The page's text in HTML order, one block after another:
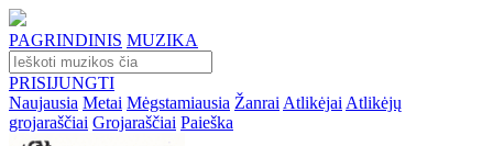
PAGRINDINIS MUZIKA
PRISIJUNGTI
Naujausia Metai Mėgstamiausia Žanrai Atlikėjai Atlikėjų
grojaraščiai Grojaraščiai Paieška